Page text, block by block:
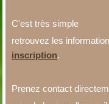
C'est très simple
retrouvez les
inscription.
Prenez contact